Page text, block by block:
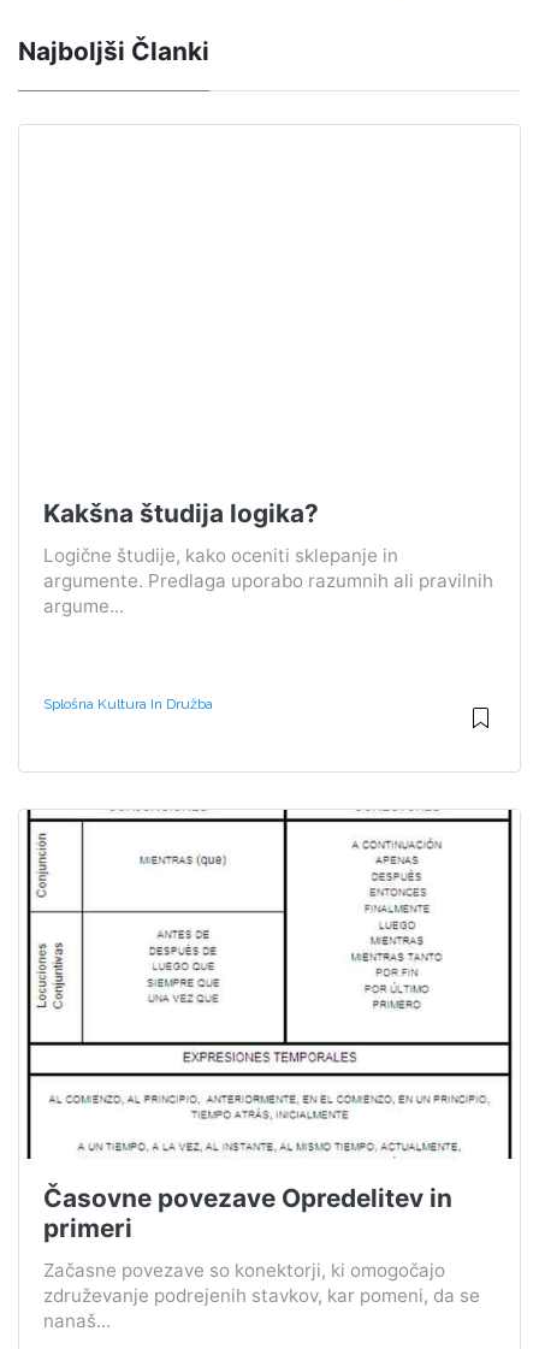
Najboljši Članki
Kakšna študija logika?
Logične študije, kako oceniti sklepanje in
argumente. Predlaga uporabo razumnih ali pravilnih
argume...
Splošna Kultura In Družba
Časovne povezave Opredelitev in
primeri
Začasne povezave so konektorji, ki omogočajo
združevanje podrejenih stavkov, kar pomeni, da se
nanaš...